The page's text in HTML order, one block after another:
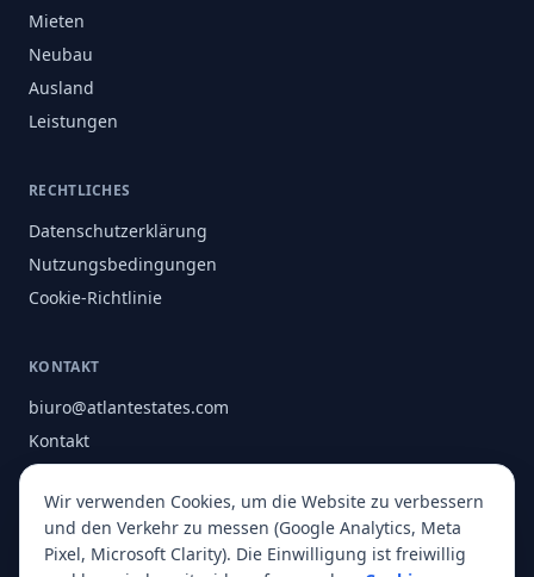
Mieten
Neubau
Ausland
Leistungen
RECHTLICHES
Datenschutzerklärung
Nutzungsbedingungen
Cookie-Richtlinie
KONTAKT
biuro@atlantestates.com
Kontakt
Instagram
Facebook
Über uns
Wir verwenden Cookies, um die Website zu verbessern
und den Verkehr zu messen (Google Analytics, Meta
Pixel, Microsoft Clarity). Die Einwilligung ist freiwillig